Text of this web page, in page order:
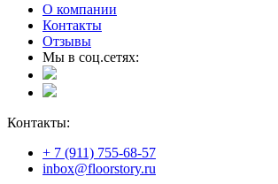
О компании
Контакты
Отзывы
Мы в соц.сетях:
Контакты:
+ 7 (911) 755-68-57
inbox@floorstory.ru